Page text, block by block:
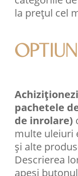
la prețul cel
pachetele
de inrolare)
multe uleiuri
şi alte
Descrierea
apeși